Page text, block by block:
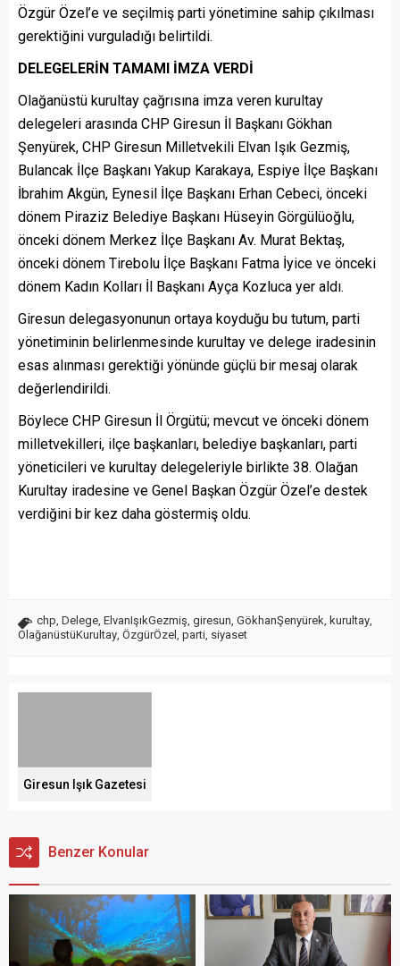
Özgür Özel’e ve seçilmiş parti yönetimine sahip çıkılması
gerektiğini vurguladığı belirtildi.
DELEGELERİN TAMAMI İMZA VERDİ
Olağanüstü kurultay çağrısına imza veren kurultay
delegeleri arasında CHP Giresun İl Başkanı Gökhan
Şenyürek, CHP Giresun Milletvekili Elvan Işık Gezmiş,
Bulancak İlçe Başkanı Yakup Karakaya, Espiye İlçe Başkanı
İbrahim Akgün, Eynesil İlçe Başkanı Erhan Cebeci, önceki
dönem Piraziz Belediye Başkanı Hüseyin Görgülüoğlu,
önceki dönem Merkez İlçe Başkanı Av. Murat Bektaş,
önceki dönem Tirebolu İlçe Başkanı Fatma İyice ve önceki
dönem Kadın Kolları İl Başkanı Ayça Kozluca yer aldı.
Giresun delegasyonunun ortaya koyduğu bu tutum, parti
yönetiminin belirlenmesinde kurultay ve delege iradesinin
esas alınması gerektiği yönünde güçlü bir mesaj olarak
değerlendirildi.
Böylece CHP Giresun İl Örgütü; mevcut ve önceki dönem
milletvekilleri, ilçe başkanları, belediye başkanları, parti
yöneticileri ve kurultay delegeleriyle birlikte 38. Olağan
Kurultay iradesine ve Genel Başkan Özgür Özel’e destek
verdiğini bir kez daha göstermiş oldu.
chp Delege ElvanIşıkGezmiş giresun GökhanŞenyürek kurultay
OlağanüstüKurultay ÖzgürÖzel parti siyaset
Giresun Işık Gazetesi
Benzer Konular